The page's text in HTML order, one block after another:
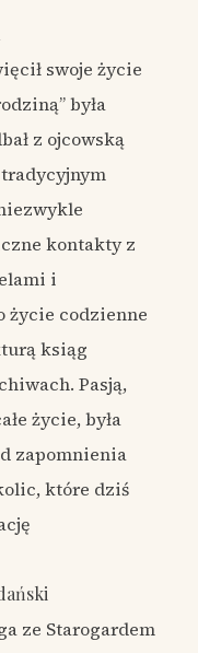
swoje życie
była
z ojcowską
kontakty z
i
życie codzienne
ksiąg
Pasją,
życie, była
zapomnienia
które dziś
ze Starogardem